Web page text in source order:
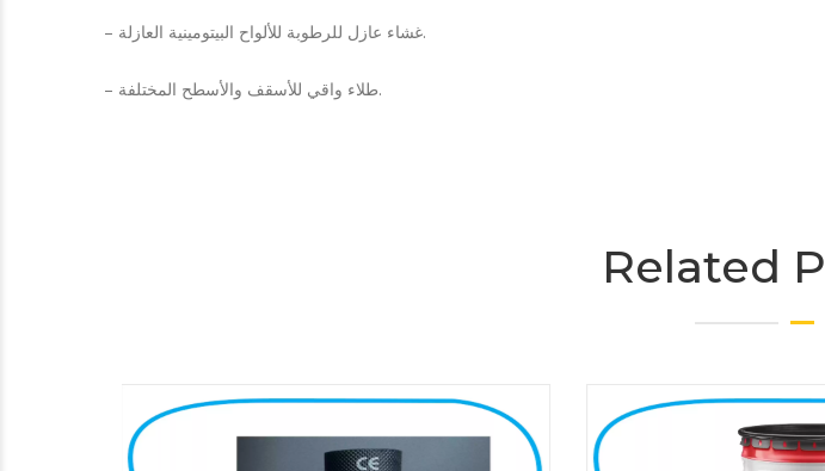
– غشاء عازل للرطوبة للألواح البيتومينية العازلة.
– طلاء واقي للأسقف والأسطح المختلفة.
Related